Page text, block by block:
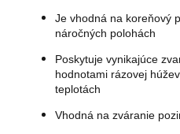
Je vhodná na koreňový
náročných polohách
Poskytuje vynikajúce
hodnotami rázovej
teplotách
Vhodná na zváranie